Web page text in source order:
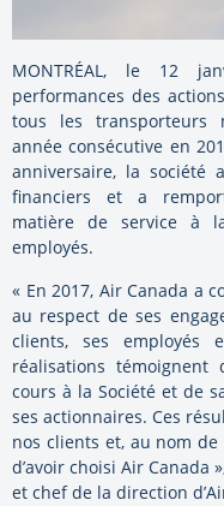
MONTRÉAL, le 12
performances des
tous les transporteurs
année consécutive en
anniversaire, la société
financiers et a
matière de service à
employés.
« En 2017, Air Canada a
au respect de ses
clients, ses employés
réalisations
cours à la Société et de
ses actionnaires. Ces
nos clients et, au nom
d’avoir choisi Air Canada
et chef de la direction